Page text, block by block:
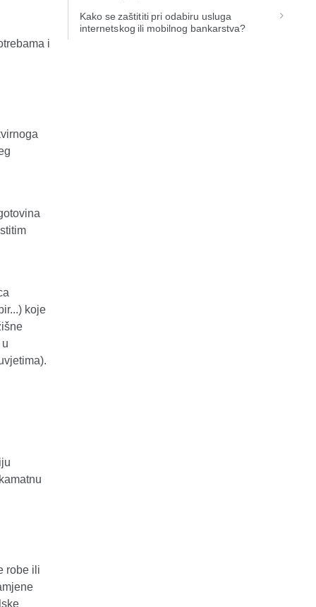
i
koje
robe ili
Kako se zaštititi pri odabiru usluga
internetskog ili mobilnog bankarstva?